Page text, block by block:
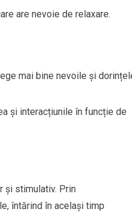
are nevoie de relaxare.
mai bine nevoile și
și interacțiunile în funcție de
și stimulativ. Prin
întărind în același timp